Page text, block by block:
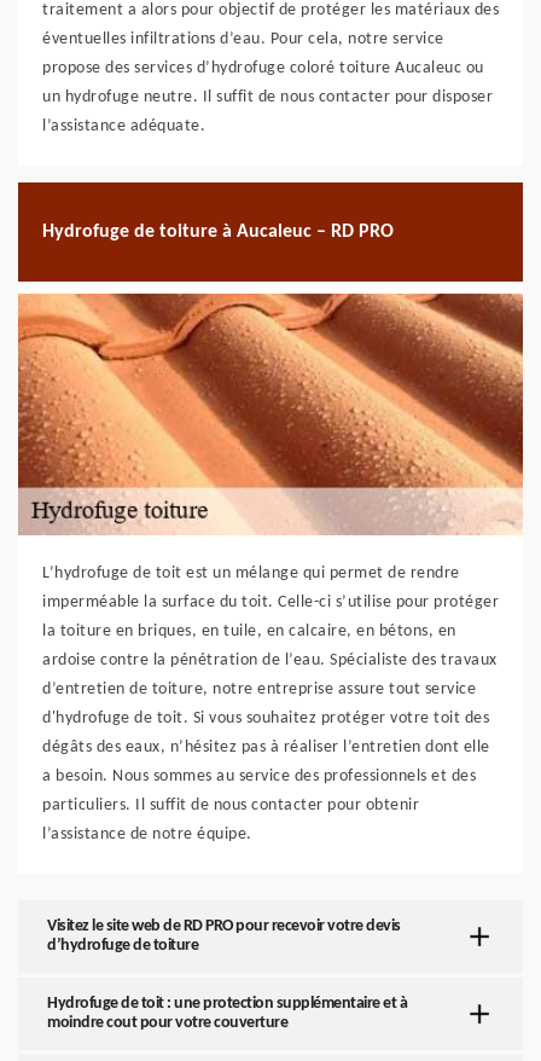
traitement a alors pour objectif de protéger les matériaux des
éventuelles infiltrations d’eau. Pour cela, notre service
propose des services d’hydrofuge coloré toiture Aucaleuc ou
un hydrofuge neutre. Il suffit de nous contacter pour disposer
l’assistance adéquate.
Hydrofuge de toiture à Aucaleuc – RD PRO
L’hydrofuge de toit est un mélange qui permet de rendre
imperméable la surface du toit. Celle-ci s’utilise pour protéger
la toiture en briques, en tuile, en calcaire, en bétons, en
ardoise contre la pénétration de l’eau. Spécialiste des travaux
d’entretien de toiture, notre entreprise assure tout service
d'hydrofuge de toit. Si vous souhaitez protéger votre toit des
dégâts des eaux, n’hésitez pas à réaliser l’entretien dont elle
a besoin. Nous sommes au service des professionnels et des
particuliers. Il suffit de nous contacter pour obtenir
l’assistance de notre équipe.
Visitez le site web de RD PRO pour recevoir votre devis
d’hydrofuge de toiture
Hydrofuge de toit : une protection supplémentaire et à
moindre cout pour votre couverture